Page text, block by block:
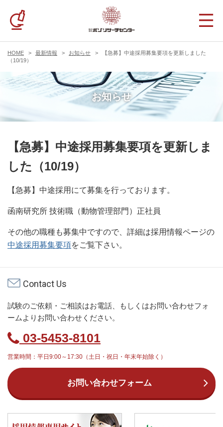
HOME 最新情報 お知らせ
【急募】中途採用募集要項を更新しました
（10/19）
お知らせ
【急募】中途採用募集要項を更新しま
した（10/19）
【急募】中途採用にて募集を行っております。
函南研究所 技術職（動物管理部門）正社員
その他の職種も募集中ですので、詳細は採用情報ページの
中途採用募集要項をご覧下さい。
Contact Us
試験のご依頼・ご相談はお電話、もしくはお問い合わせフォ
ームよりお問い合わせください。
03-5453-8101
営業時間：平日9:00～17:30（土日・祝日・年末年始除く）
お問い合わせフォーム